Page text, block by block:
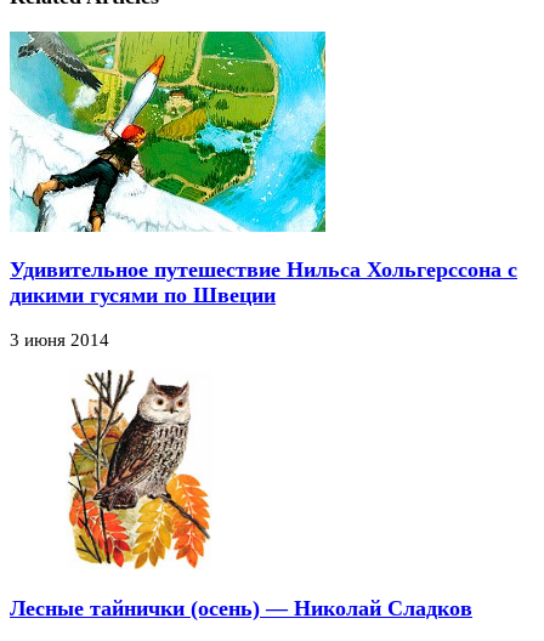
Удивительное путешествие Нильса Хольгерссона с
дикими гусями по Швеции
3 июня 2014
Лесные тайнички (осень) — Николай Сладков